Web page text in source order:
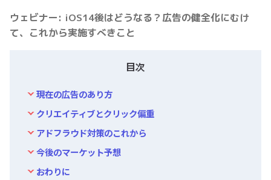
ウェビナー: iOS14後はどうなる？広告の健全化にむけ
て、これから実施すべきこと
目次
現在の広告のあり方
クリエイティブとクリック偏重
アドフラウド対策のこれから
今後のマーケット予想
おわりに